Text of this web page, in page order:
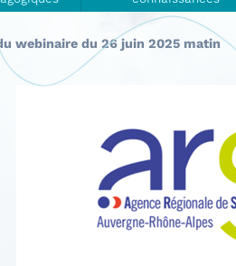
webinaire du 26 juin 2025 matin